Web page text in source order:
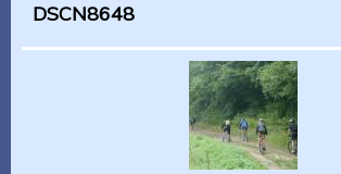
DSCN8648